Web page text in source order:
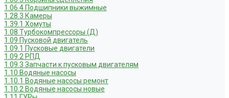
1.06.4 Подшипники выжимные
1.28.3 Камеры
1.39.1 Хомуты
1.08 Турбокомпрессоры (Д)
1.09 Пусковой двигатель
1.09.1 Пусковые двигатели
1.09.2 РПД
1.09.3 Запчасти к пусковым двигателям
1.10 Водяные насосы
1.10.1 Водяные насосы ремонт
1.10.2 Водяные насосы новые